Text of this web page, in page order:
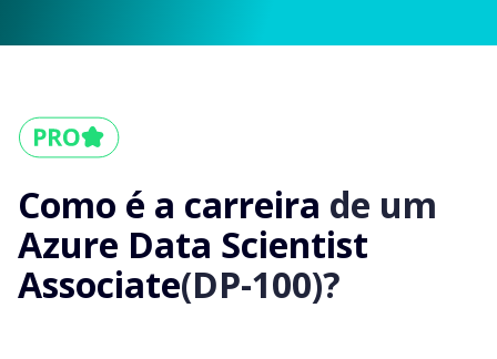
Como é a carreira de um
Azure Data Scientist
Associate(DP-100)?